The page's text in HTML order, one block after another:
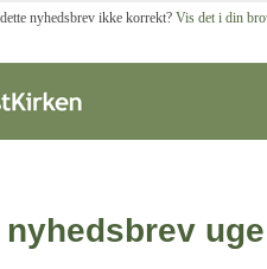
nyhedsbrev ikke korrekt? Vis det i din